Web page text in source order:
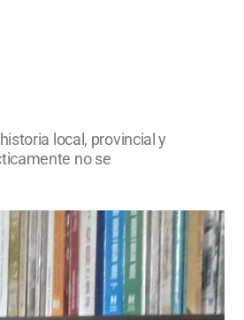
local, provincial y
no se